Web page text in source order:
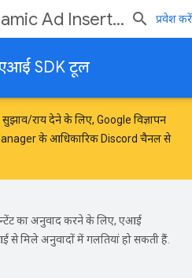
Ad Insertion प्रवेश करें
SDK टूल
सुझाव/राय देने के लिए, Google विज्ञापन
के आधिकारिक Discord चैनल से
का अनुवाद करने के लिए, एआई
से मिले अनुवादों में गलतियां हो सकती हैं.